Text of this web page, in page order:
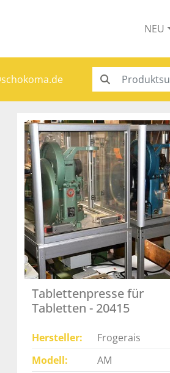
NEU
Tablettenpresse für
Tabletten - 20415
Hersteller
Frogerais
Modell
AM